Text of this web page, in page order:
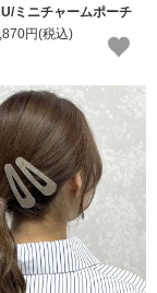
ミニチャームポーチ
円(税込)